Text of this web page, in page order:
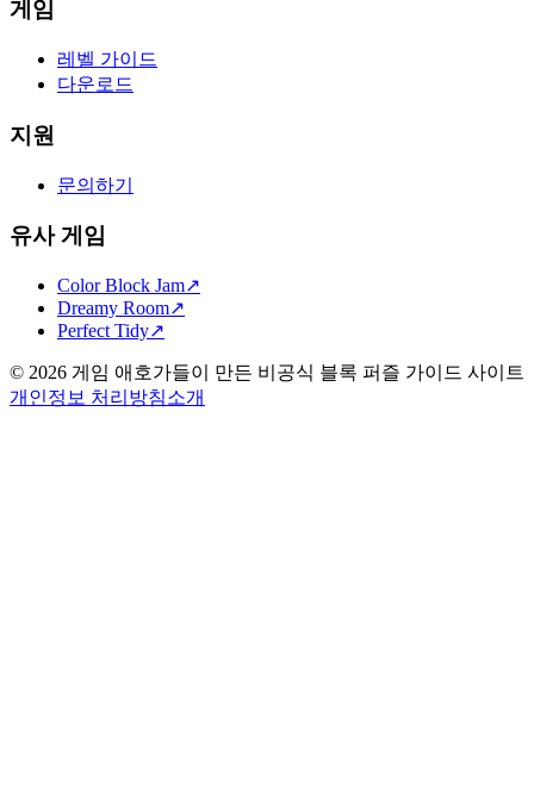
게임
레벨 가이드
다운로드
지원
문의하기
유사 게임
Color Block Jam↗️
Dreamy Room↗️
Perfect Tidy↗️
© 2026 게임 애호가들이 만든 비공식 블록 퍼즐 가이드 사이트
개인정보 처리방침소개